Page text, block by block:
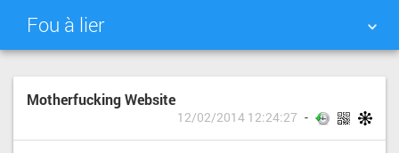
Fou à lier
NUAGE DE TAGS MUR D'IMAGES
Motherfucking Website
12/02/2014 12:24:27